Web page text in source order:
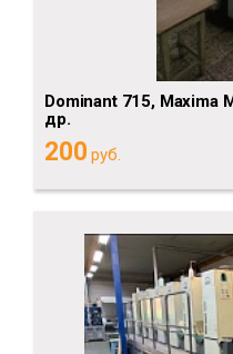
Dominant 715, Maxima
др.
200 руб.